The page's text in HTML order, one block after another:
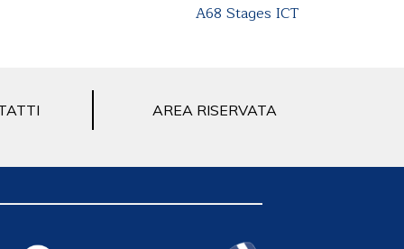
A68 Stages ICT
AREA RISERVATA